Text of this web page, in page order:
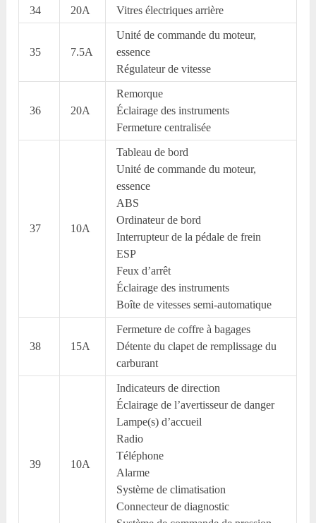
34 20A Vitres électriques arrière
35 7.5A
Unité de commande du moteur,
essence
Régulateur de vitesse
36 20A
Remorque
Éclairage des instruments
Fermeture centralisée
37 10A
Tableau de bord
Unité de commande du moteur,
essence
ABS
Ordinateur de bord
Interrupteur de la pédale de frein
ESP
Feux d’arrêt
Éclairage des instruments
Boîte de vitesses semi-automatique
38 15A
Fermeture de coffre à bagages
Détente du clapet de remplissage du
carburant
39 10A
Indicateurs de direction
Éclairage de l’avertisseur de danger
Lampe(s) d’accueil
Radio
Téléphone
Alarme
Système de climatisation
Connecteur de diagnostic